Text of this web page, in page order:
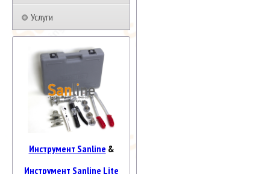
Услуги
Инструмент Sanline &
Инструмент Sanline Lite